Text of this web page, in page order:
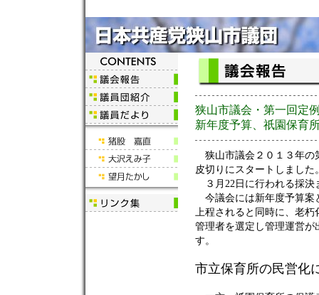
狭山市議会・第一回定
新年度予算、祇園保育
狭山市議会２０１３年の
皮切りにスタートしました
３月22日に行われる採決
今議会には新年度予算案
上程されると同時に、老
管理者を選定し管理運営
す。
市立保育所の民営化